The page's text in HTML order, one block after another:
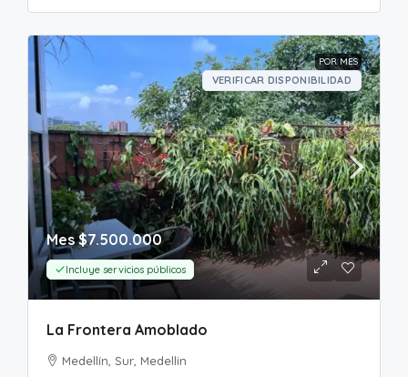
POR MES
VERIFICAR DISPONIBILIDAD
Mes$7.500.000
Incluye servicios públicos
La Frontera Amoblado
Medellín, Sur, Medellin